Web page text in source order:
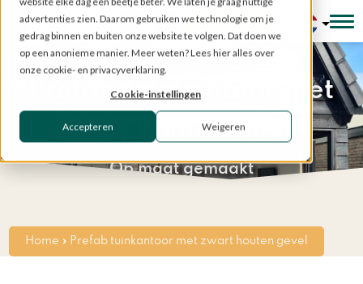
advertenties zien. Daarom gebruiken we technologie om je
gedrag binnen en buiten onze website te volgen. Dat doen we
op een anonieme manier. Meer weten? Lees hier alles over
onze cookie- en privacyverklaring.
Cookie-instellingen
Accepteren Weigeren
Configurator
Prefab tuinkantoor met
zwart houten gevel
Op maat gemaakt
Home » Prefab tuinkantoor met zwart houten gevel